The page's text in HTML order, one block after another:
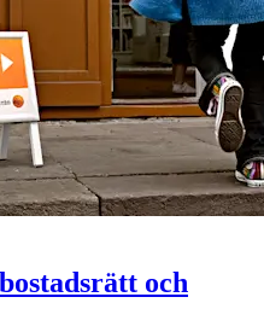
och